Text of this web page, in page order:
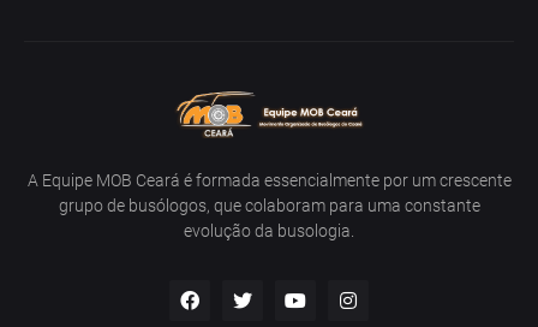
A Equipe MOB Ceará é formada essencialmente por um crescente
grupo de busólogos, que colaboram para uma constante
evolução da busologia.